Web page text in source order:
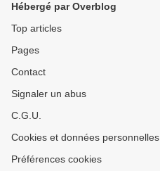
Hébergé par Overblog
Top articles
Pages
Contact
Signaler un abus
C.G.U.
Cookies et données personnelles
Préférences cookies